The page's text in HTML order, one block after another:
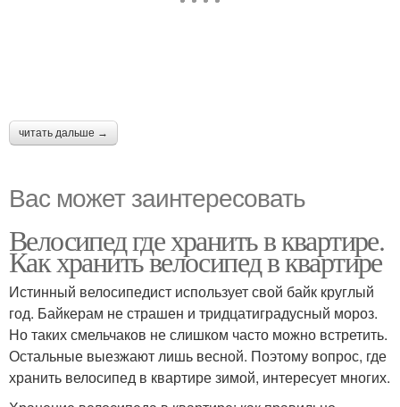
читать дальше →
Вас может заинтересовать
Велосипед где хранить в квартире.
Как хранить велосипед в квартире
Истинный велосипедист использует свой байк круглый
год. Байкерам не страшен и тридцатиградусный мороз.
Но таких смельчаков не слишком часто можно встретить.
Остальные выезжают лишь весной. Поэтому вопрос, где
хранить велосипед в квартире зимой, интересует многих.